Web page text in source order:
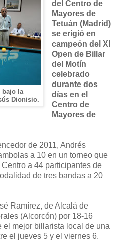
bajo la
Dionisio.
del Centro de
Mayores de
Tetuán (Madrid)
se erigió en
campeón del XI
Open de Billar
del Motín
celebrado
durante dos
días en el
Centro de
Mayores de
de 2011, Andrés
a 10 en un torneo que
a 44 participantes de
de tres bandas a 20
Ramírez, de Alcalá de
(Alcorcón) por 18-16
el mejor billarista local de una
el jueves 5 y el viernes 6.